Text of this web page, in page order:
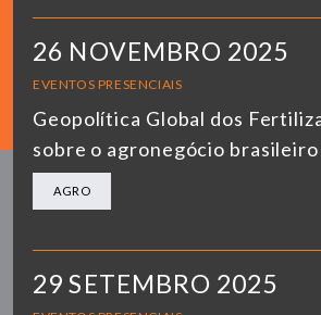
26 NOVEMBRO 2025
EVENTOS PRESENCIAIS
Geopolítica Global dos
sobre o agronegócio brasileiro
AGRO
29 SETEMBRO 2025